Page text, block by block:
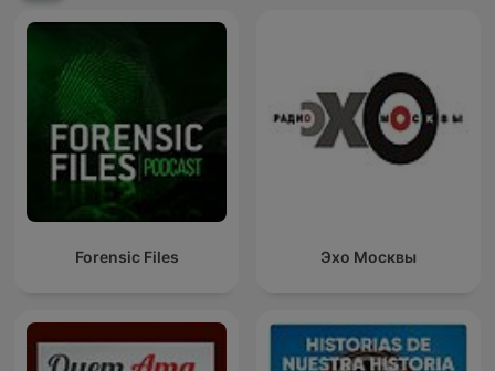
Forensic Files Эхо Москвы